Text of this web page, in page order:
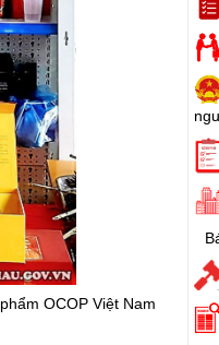
OCOP Việt Nam